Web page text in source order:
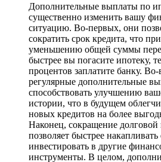
Дополнительные выплаты по
существенно изменить вашу
ситуацию. Во-первых, они
сократить срок кредита, что
уменьшению общей суммы
быстрее вы погасите ипотеку,
процентов заплатите банку.
регулярные дополнительные
способствовать улучшению
истории, что в будущем
новых кредитов на более
Наконец, сокращение долговой
позволяет быстрее
инвестировать в другие
инструменты. В целом,